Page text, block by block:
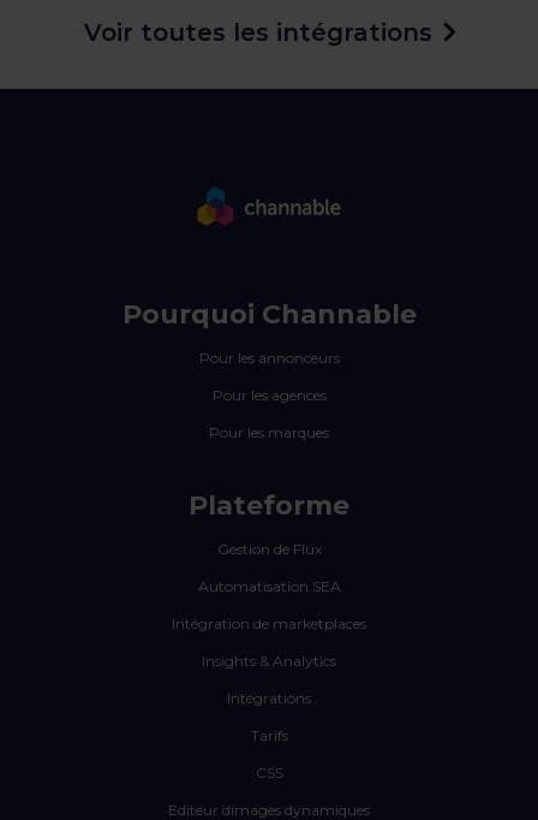
Voir toutes les intégrations
Pourquoi Channable
Pour les annonceurs
Pour les agences
Pour les marques
Plateforme
Gestion de Flux
Automatisation SEA
Intégration de marketplaces
Insights & Analytics
Intégrations
Tarifs
CSS
Editeur dimages dynamiques